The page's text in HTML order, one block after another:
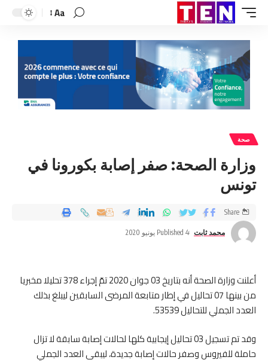
Aa
صحة
وزارة الصحة: صفر إصابة بكورونا في
تونس
محمد ثابت Published 4 يونيو 2020
Share
أعلنت وزارة الصحة أنه بتاريخ 03 جوان 2020 تمّ إجراء 378 تحليلا مخبريا
من بينها 07 تحاليل في إطار متابعة المرضى السابقين ليبلغ بذلك
العدد الجملي للتحاليل 53539.
وقد تم تسجيل 03 تحاليل إيجابية كلها لحالات إصابة سابقة لا تزال
حاملة للفيروس وصفر حالات إصابة جديدة، ليبقى العدد الجملي